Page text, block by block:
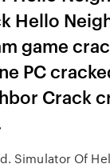
Hello
game
PC
Crack
Simulator Of